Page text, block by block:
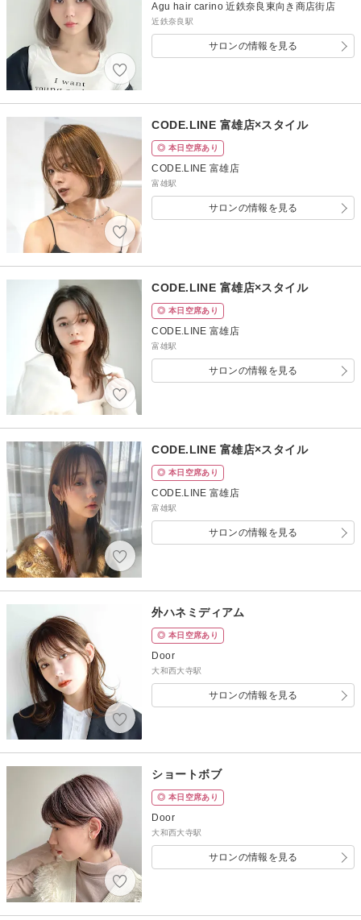
Agu hair carino 近鉄奈良東向き商店街店
近鉄奈良駅
サロンの情報を見る
CODE.LINE 富雄店×スタイル
◎ 本日空席あり
CODE.LINE 富雄店
富雄駅
サロンの情報を見る
CODE.LINE 富雄店×スタイル
◎ 本日空席あり
CODE.LINE 富雄店
富雄駅
サロンの情報を見る
CODE.LINE 富雄店×スタイル
◎ 本日空席あり
CODE.LINE 富雄店
富雄駅
サロンの情報を見る
外ハネミディアム
◎ 本日空席あり
Door
大和西大寺駅
サロンの情報を見る
ショートボブ
◎ 本日空席あり
Door
大和西大寺駅
サロンの情報を見る